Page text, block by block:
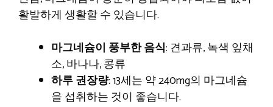
활발하게 생활할 수 있습니다.
마그네슘이 풍부한 음식: 견과류, 녹색 잎채
소, 바나나, 콩류
하루 권장량: 13세는 약 240mg의 마그네슘
을 섭취하는 것이 좋습니다.